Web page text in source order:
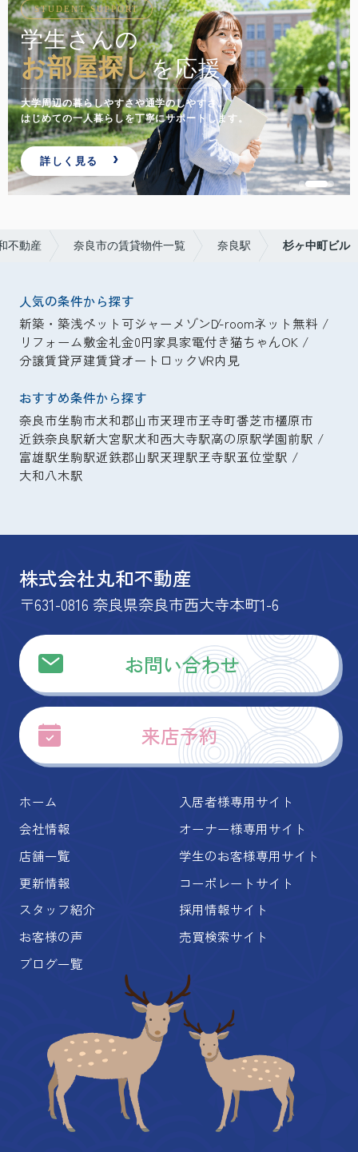
STUDENT SUPPORT
学生さんの
お部屋探しを応援
大学周辺の暮らしやすさや通学のしやすさ。
はじめての一人暮らしを丁寧にサポートします。
詳しく見る
不動産 奈良市の賃貸物件一覧 奈良駅 杉ヶ中町ビル
人気の条件から探す
新築・築浅ペット可シャーメゾンD-roomネット無料
リフォーム敷金礼金0円家具家電付き猫ちゃんOK
分譲賃貸戸建賃貸オートロックVR内見
おすすめ条件から探す
奈良市生駒市大和郡山市天理市王寺町香芝市橿原市
近鉄奈良駅新大宮駅大和西大寺駅高の原駅学園前駅
富雄駅生駒駅近鉄郡山駅天理駅王寺駅五位堂駅
大和八木駅
株式会社丸和不動産
〒631-0816 奈良県奈良市西大寺本町1-6
お問い合わせ
来店予約
ホーム
会社情報
店舗一覧
更新情報
スタッフ紹介
お客様の声
ブログ一覧
入居者様専用サイト
オーナー様専用サイト
学生のお客様専用サイト
コーポレートサイト
採用情報サイト
売買検索サイト